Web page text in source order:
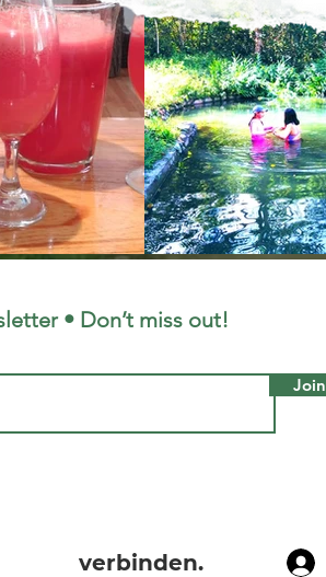
• Don’t miss out!
Join
verbinden.